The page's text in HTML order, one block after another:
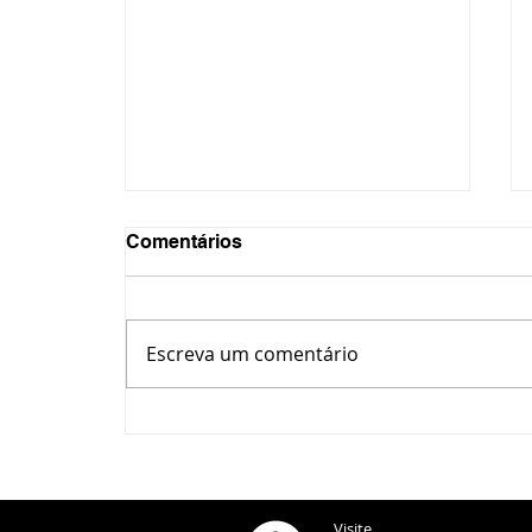
Castro
Comentários
Escreva um comentário